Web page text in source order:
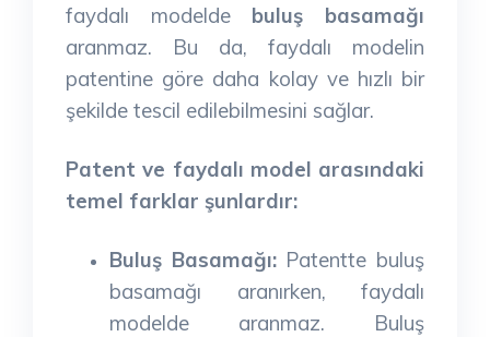
faydalı modelde buluş basamağı
aranmaz. Bu da, faydalı modelin
patentine göre daha kolay ve hızlı bir
şekilde tescil edilebilmesini sağlar.
Patent ve faydalı model arasındaki
temel farklar şunlardır:
Buluş Basamağı:Patentte buluş
basamağı aranırken, faydalı
modelde aranmaz. Buluş